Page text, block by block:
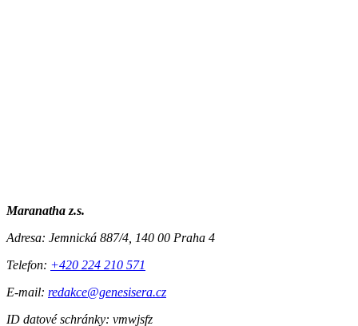
Maranatha z.s.
Adresa: Jemnická 887/4, 140 00 Praha 4
Telefon: +420 224 210 571
E-mail: redakce@genesisera.cz
ID datové schránky: vmwjsfz